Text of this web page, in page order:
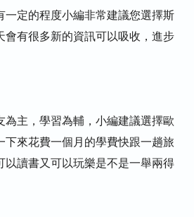
一定的程度小編非常建議您選擇斯
會有很多新的資訊可以吸收，進步
為主，學習為輔，小編建議選擇歐
下來花費一個月的學費快跟一趟旅
以讀書又可以玩樂是不是一舉兩得